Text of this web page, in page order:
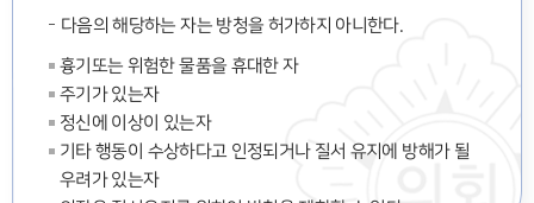
다음의 해당하는 자는 방청을 허가하지 아니한다.
흉기또는 위험한 물품을 휴대한 자
주기가 있는자
정신에 이상이 있는자
기타 행동이 수상하다고 인정되거나 질서 유지에 방해가 될
우려가 있는자